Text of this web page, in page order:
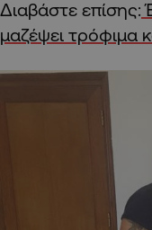
Διαβάστε επίσης:
μαζέψει τρόφιμα